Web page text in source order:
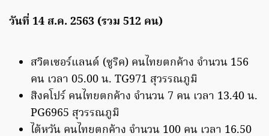
วันที่ 14 ส.ค. 2563 (รวม 512 คน)
สวิตเซอร์แลนด์ (ซูริค) คนไทยตกค้าง จำนวน 156
คน เวลา 05.00 น. TG971 สุวรรณภูมิ
สิงคโปร์ คนไทยตกค้าง จำนวน 7 คน เวลา 13.40 น.
PG6965 สุวรรณภูมิ
ไต้หวัน คนไทยตกค้าง จำนวน 100 คน เวลา 16.50